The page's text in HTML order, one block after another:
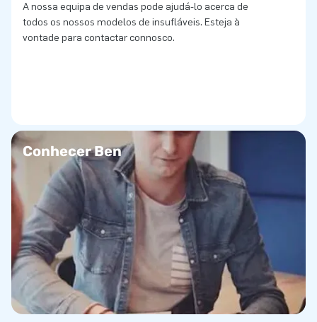
A nossa equipa de vendas pode ajudá-lo acerca de
todos os nossos modelos de insufláveis. Esteja à
vontade para contactar connosco.
Conhecer Ben